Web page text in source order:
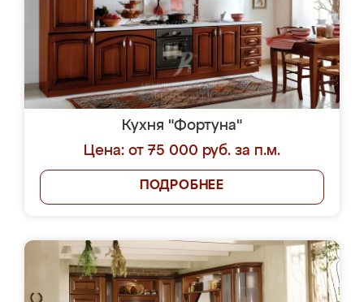
Кухня "Фортуна"
Цена: от 75 000 руб. за п.м.
ПОДРОБНЕЕ